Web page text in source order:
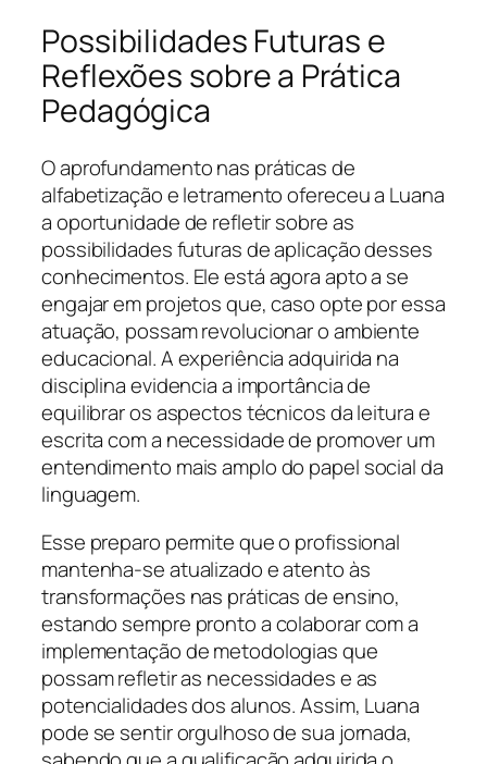
Possibilidades Futuras e
Reflexões sobre a Prática
Pedagógica
O aprofundamento nas práticas de
alfabetização e letramento ofereceu a Luana
a oportunidade de refletir sobre as
possibilidades futuras de aplicação desses
conhecimentos. Ele está agora apto a se
engajar em projetos que, caso opte por essa
atuação, possam revolucionar o ambiente
educacional. A experiência adquirida na
disciplina evidencia a importância de
equilibrar os aspectos técnicos da leitura e
escrita com a necessidade de promover um
entendimento mais amplo do papel social da
linguagem.
Esse preparo permite que o profissional
mantenha-se atualizado e atento às
transformações nas práticas de ensino,
estando sempre pronto a colaborar com a
implementação de metodologias que
possam refletir as necessidades e as
potencialidades dos alunos. Assim, Luana
pode se sentir orgulhoso de sua jornada,